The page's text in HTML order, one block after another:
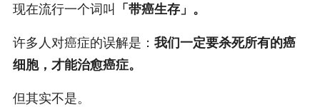
现在流行一个词叫 「带癌生存」。
许多人对癌症的误解是： 我们一定要杀死所有的癌
细胞，才能治愈癌症。
但其实不是。